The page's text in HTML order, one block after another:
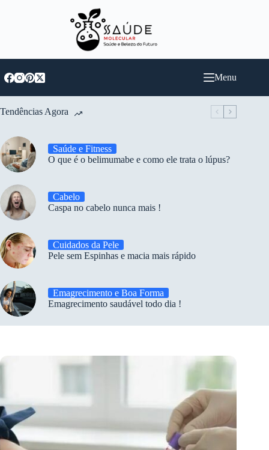
Menu
Tendências Agora
Saúde e Fitness
O que é o belimumabe e como ele trata o lúpus?
Cabelo
Caspa no cabelo nunca mais !
Cuidados da Pele
Pele sem Espinhas e macia mais rápido
Emagrecimento e Boa Forma
Emagrecimento saudável todo dia !